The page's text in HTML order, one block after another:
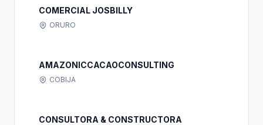
COMERCIAL JOSBILLY
ORURO
AMAZONICCACAOCONSULTING
COBIJA
CONSULTORA & CONSTRUCTORA